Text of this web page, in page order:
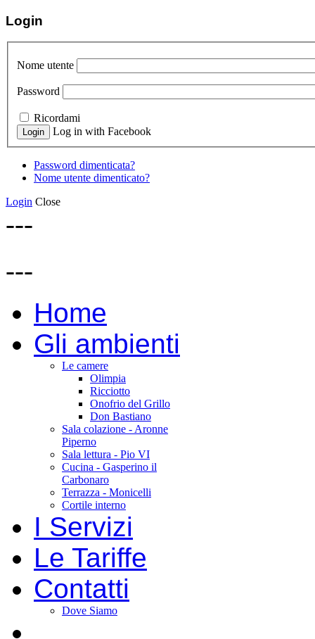
Login
Nome utente
Password
Ricordami
Log in with Facebook
Password dimenticata?
Nome utente dimenticato?
Login Close
---
---
Home
Gli ambienti
Le camere
Olimpia
Ricciotto
Onofrio del Grillo
Don Bastiano
Sala colazione - Aronne
Piperno
Sala lettura - Pio VI
Cucina - Gasperino il
Carbonaro
Terrazza - Monicelli
Cortile interno
I Servizi
Le Tariffe
Contatti
Dove Siamo